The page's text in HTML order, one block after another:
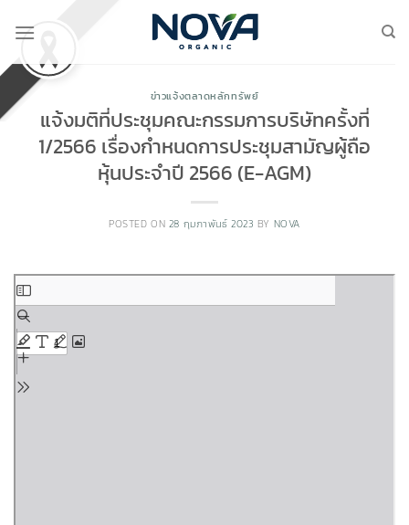
ข่าวแจ้งตลาดหลักทรัพย์
แจ้งมติที่ประชุมคณะกรรมการบริษัทครั้งที่
1/2566 เรื่องกำหนดการประชุมสามัญผู้ถือ
หุ้นประจำปี 2566 (E-AGM)
POSTED ON 28 กุมภาพันธ์ 2023 BY NOVA
Skip
to
PDF
content